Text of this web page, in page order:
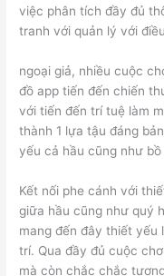
việc phân tích đầy đủ
tranh với quản lý với
ngoại giả, nhiều cuộc
đồ app tiến đến chiến
với tiến đến trí tuệ làm
thành 1 lựa tậu đáng
yếu cả hầu cũng như
Kết nối phe cánh với
giữa hầu cũng như quý
mang đến đây thiết yếu
trí. Qua đầy đủ cuộc
mà còn chắc chắc